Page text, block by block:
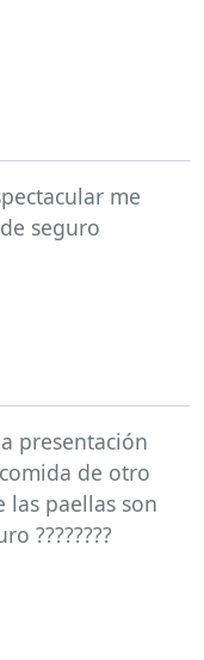
me
seguro
presentación
de otro
las paellas son
????????